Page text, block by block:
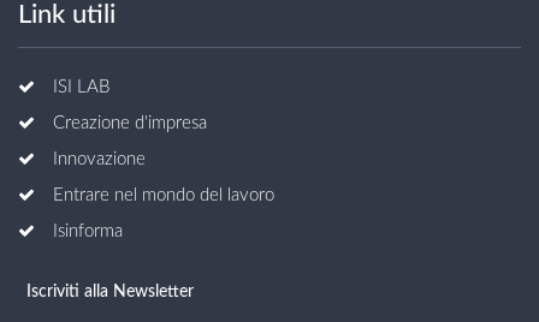
Link utili
ISI LAB
Creazione d'impresa
Innovazione
Entrare nel mondo del lavoro
Isinforma
Iscriviti alla Newsletter